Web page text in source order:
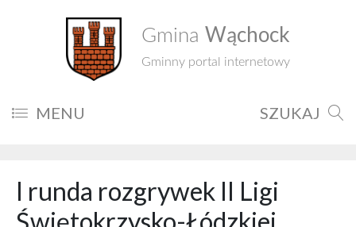
Gmina Wąchock
Gminny portal internetowy
MENU SZUKAJ
I runda rozgrywek II Ligi